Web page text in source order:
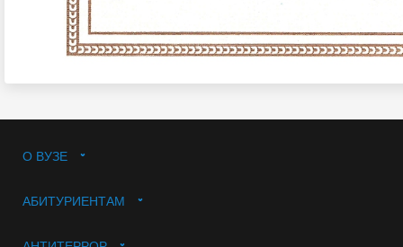
О ВУЗЕ
АБИТУРИЕНТАМ